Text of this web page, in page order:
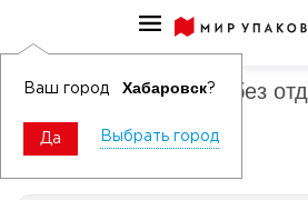
Ваш город Хабаровск?
Да Выбрать город
Платочки бумажные без